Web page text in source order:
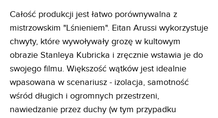
Całość produkcji jest łatwo porównywalna z
mistrzowskim "Lśnieniem". Eitan Arussi wykorzystuje
chwyty, które wywoływały grozę w kultowym
obrazie Stanleya Kubricka i zręcznie wstawia je do
swojego filmu. Większość wątków jest idealnie
wpasowana w scenariusz - izolacja, samotność
wśród długich i ogromnych przestrzeni,
nawiedzanie przez duchy (w tym przypadku